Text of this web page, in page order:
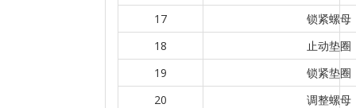
17
锁紧螺母
18
止动垫圈
19
锁紧垫圈
20
调整螺母